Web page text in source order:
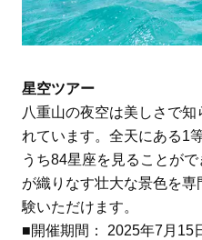
星空ツアー
八重山の夜空は美しさで
れています。全天にある1
うち84星座を見ることが
が織りなす壮大な景色を
験いただけます。
■開催期間： 2025年7月15